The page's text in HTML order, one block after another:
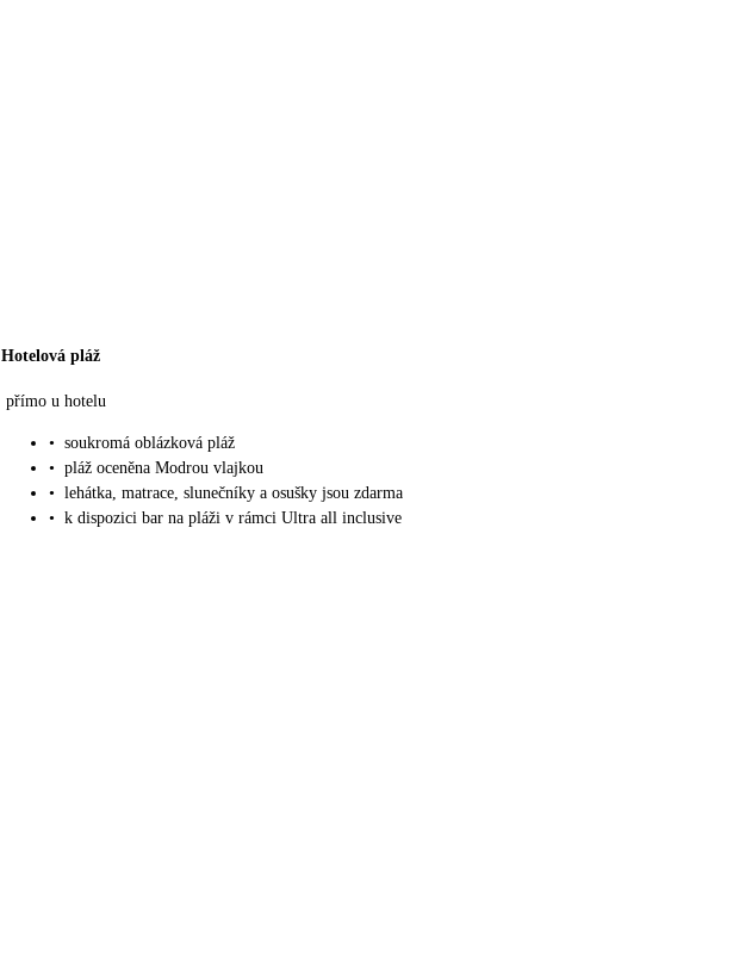
Hotelová pláž
přímo u hotelu
• soukromá oblázková pláž
• pláž oceněna Modrou vlajkou
• lehátka, matrace, slunečníky a osušky jsou zdarma
• k dispozici bar na pláži v rámci Ultra all inclusive